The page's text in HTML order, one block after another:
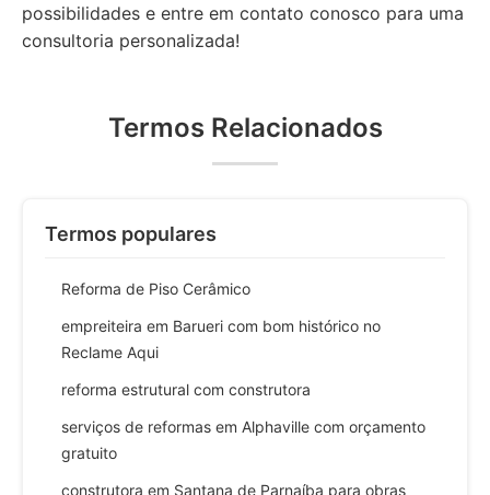
possibilidades e entre em contato conosco para uma
consultoria personalizada!
Termos Relacionados
Termos populares
Reforma de Piso Cerâmico
empreiteira em Barueri com bom histórico no
Reclame Aqui
reforma estrutural com construtora
serviços de reformas em Alphaville com orçamento
gratuito
construtora em Santana de Parnaíba para obras